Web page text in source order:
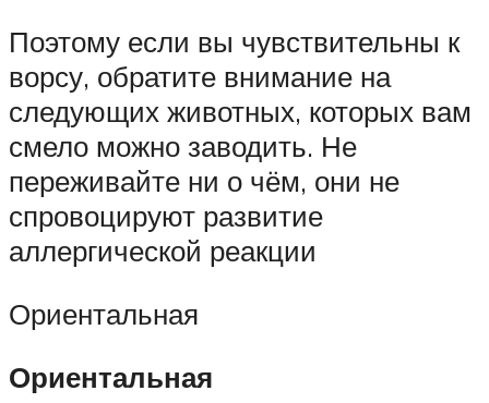
Поэтому если вы чувствительны к
ворсу, обратите внимание на
следующих животных, которых вам
смело можно заводить. Не
переживайте ни о чём, они не
спровоцируют развитие
аллергической реакции
Ориентальная
Ориентальная